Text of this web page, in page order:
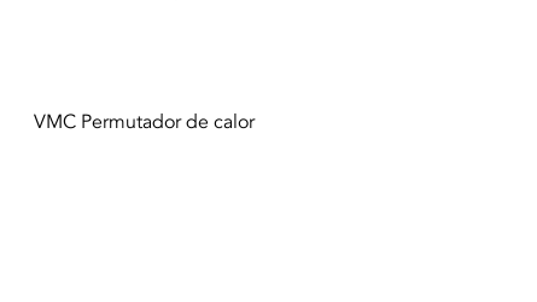
Vista rápida
VMC Permutador de calor